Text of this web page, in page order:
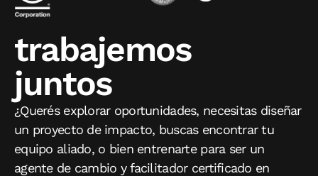
trabajemos
juntos
¿Querés explorar oportunidades, necesitas diseñar
un proyecto de impacto, buscas encontrar tu
equipo aliado, o bien entrenarte para ser un
agente de cambio y facilitador certificado en